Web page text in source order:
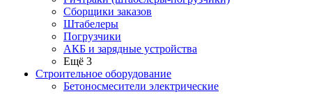
Сборщики заказов
Штабелеры
Погрузчики
АКБ и зарядные устройства
Ещё 3
Строительное оборудование
Бетоносмесители электрические